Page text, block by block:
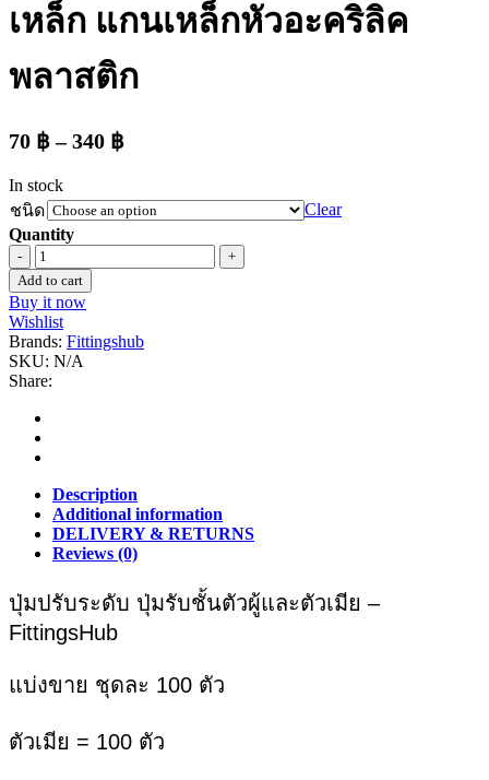
เหล็ก แกนเหล็กหัวอะคริลิค
พลาสติก
70 ฿–340 ฿
In stock
ชนิด
Clear
Quantity
ปุ่ม
รับ
ชั้น
ปุ่ม
ปรับ
เดือย
เหล็ก
หัว
อะค
ลิค
พลาสติก
Add to cart
Buy it now
Wishlist
Brands: Fittingshub
SKU: N/A
Share:
Description
Additional information
DELIVERY & RETURNS
Reviews (0)
ปุ่มปรับระดับ ปุ่มรับชั้นตัวผู้และตัวเมีย –
FittingsHub
แบ่งขาย ชุดละ 100 ตัว
ตัวเมีย = 100 ตัว